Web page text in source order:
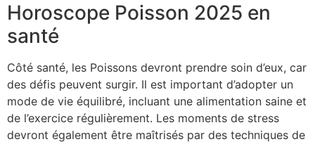
Horoscope Poisson 2025 en
santé
Côté santé, les Poissons devront prendre soin d’eux, car
des défis peuvent surgir. Il est important d’adopter un
mode de vie équilibré, incluant une alimentation saine et
de l’exercice régulièrement. Les moments de stress
devront également être maîtrisés par des techniques de